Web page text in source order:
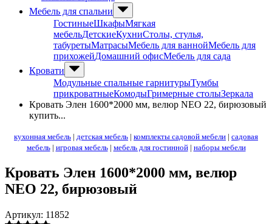
Мебель для спальни
ГостиныеШкафыМягкая
мебельДетскиеКухниСтолы, стулья,
табуретыМатрасыМебель для ваннойМебель для
прихожейДомашний офисМебель для сада
Кровати
Модульные спальные гарнитурыТумбы
прикроватныеКомодыГримерные столыЗеркала
Кровать Элен 1600*2000 мм, велюр NEO 22, бирюзовый
купить...
кухонная мебель | детская мебель | комплекты садовой мебели | садовая
мебель| игровая мебель| мебель для гостинной| наборы мебели
Кровать Элен 1600*2000 мм, велюр
NEO 22, бирюзовый
Артикул: 11852